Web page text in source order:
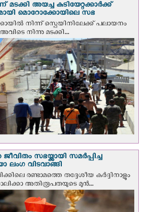
അയച്ച കുടിയേറ്റക്കാര്‍ക്ക്
മൊറോക്കോയിലെ സഭ
നിന്ന് സ്പെയിനിലേക്ക് പലായനം
നിന്നു മടക്കി...
സഭയ്ക്കായി സമർപ്പിച്ച
ലംഗ വിടവാങ്ങി
രണ്ടാമത്തെ തദ്ദേശീയ കർദ്ദിനാളും
അതിരൂപതയുടെ മുന്‍...